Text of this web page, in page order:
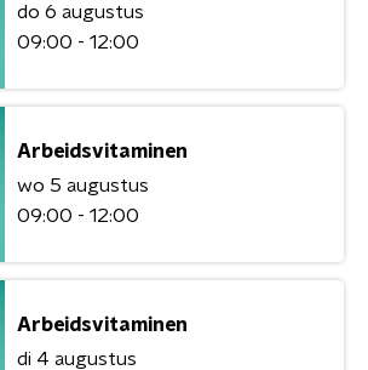
do 6 augustus
09:00 - 12:00
Arbeidsvitaminen
wo 5 augustus
09:00 - 12:00
Arbeidsvitaminen
di 4 augustus